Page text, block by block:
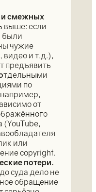
и смежных
выше: если
были
чужие
видео и т.д.),
предъявить
тдельными
по
от
или
copyright.
потери.
суда дело не
обращение